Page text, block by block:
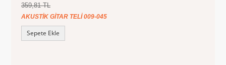
359,81 TL
AKUSTIK GITAR TELI 009-045
Sepete Ekle